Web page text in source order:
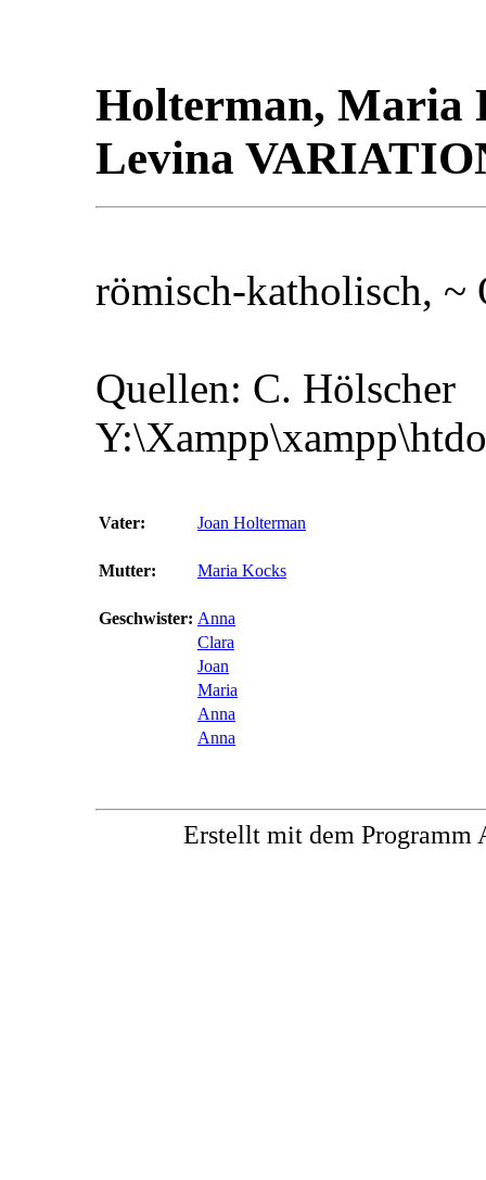
Holterman, Maria
Levina
römisch-katholisch, ~
Quellen: C. Hölscher
Vater: Joan Holterman
Mutter: Maria Kocks
Geschwister: Anna
Clara
Joan
Maria
Anna
Anna
Erstellt mit dem